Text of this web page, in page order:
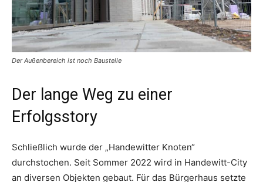
Der Außenbereich ist noch Baustelle
Der lange Weg zu einer
Erfolgsstory
Schließlich wurde der „Handewitter Knoten“
durchstochen. Seit Sommer 2022 wird in Handewitt-City
an diversen Objekten gebaut. Für das Bürgerhaus setzte